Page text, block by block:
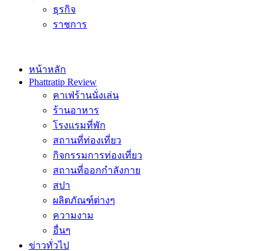
ธุรกิจ
ราชการ
หน้าหลัก
Phattratip Review
คาเฟ่ร้านนั่งเล่น
ร้านอาหาร
โรงแรมที่พัก
สถานที่ท่องเที่ยว
กิจกรรมการท่องเที่ยว
สถานที่ออกกำลังกาย
สปา
ผลิตภัณฑ์ต่างๆ
ความงาม
อื่นๆ
ข่าวทั่วไป